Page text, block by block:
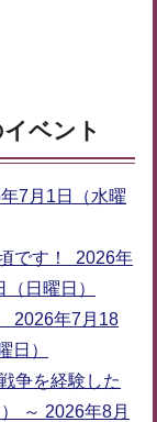
ベント
7月1日（水曜
です！ 2026年
日曜日）
2026年7月18
日）
争を経験した
～ 2026年8月